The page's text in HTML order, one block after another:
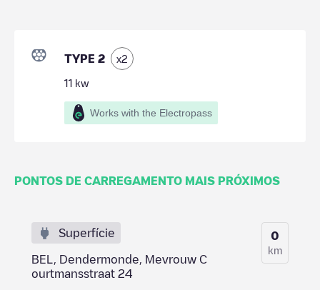
TYPE 2 x2
11 kw
Works with the Electropass
PONTOS DE CARREGAMENTO MAIS PRÓXIMOS
Superfície
BEL, Dendermonde, Mevrouw C
ourtmansstraat 24
0
km